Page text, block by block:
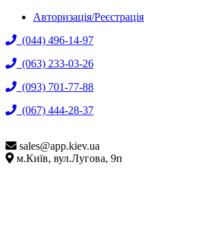
Авторизація/Реєстрація
(044) 496-14-97
(063) 233-03-26
(093) 701-77-88
(067) 444-28-37
sales@app.kiev.ua
м.Київ, вул.Лугова, 9п